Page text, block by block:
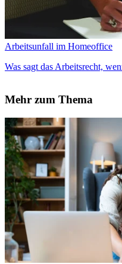
Arbeitsunfall im Homeoffice
Was sagt das Arbeitsrecht,
Mehr zum Thema